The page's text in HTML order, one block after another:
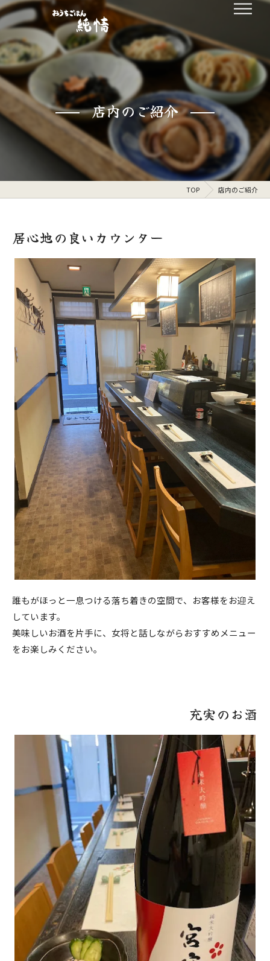
店内のご紹介
TOP 店内のご紹介
居心地の良いカウンター
誰もがほっと一息つける落ち着きの空間で、お客様をお迎え
しています。
美味しいお酒を片手に、女将と話しながらおすすめメニュー
をお楽しみください。
充実のお酒